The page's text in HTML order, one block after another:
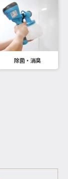
除菌・消臭